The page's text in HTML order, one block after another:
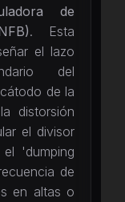
de
. Esta
el lazo
del
de la
distorsión
el divisor
'dumping
de
en altas o